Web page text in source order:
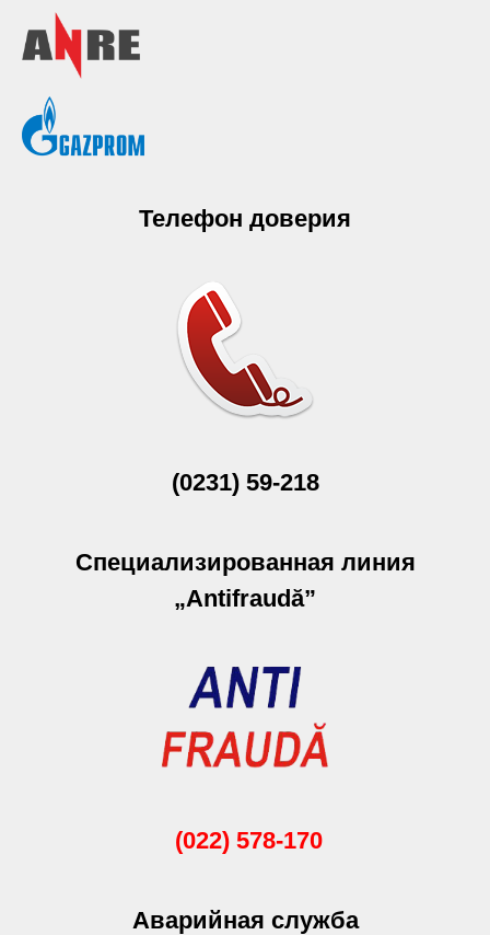
Телефон доверия
(0231) 59-218
Специализированная линия
„Antifraudă”
(022) 578-170
Аварийная служба